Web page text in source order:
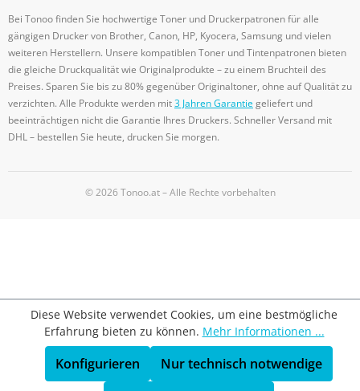
Bei Tonoo finden Sie hochwertige Toner und Druckerpatronen für alle
gängigen Drucker von Brother, Canon, HP, Kyocera, Samsung und vielen
weiteren Herstellern. Unsere kompatiblen Toner und Tintenpatronen bieten
die gleiche Druckqualität wie Originalprodukte – zu einem Bruchteil des
Preises. Sparen Sie bis zu 80% gegenüber Originaltoner, ohne auf Qualität zu
verzichten. Alle Produkte werden mit3 Jahren Garantiegeliefert und
beeinträchtigen nicht die Garantie Ihres Druckers. Schneller Versand mit
DHL – bestellen Sie heute, drucken Sie morgen.
© 2026 Tonoo.at – Alle Rechte vorbehalten
Diese Website verwendet Cookies, um eine bestmögliche
Erfahrung bieten zu können. Mehr Informationen ...
Nur technisch notwendige
Konfigurieren